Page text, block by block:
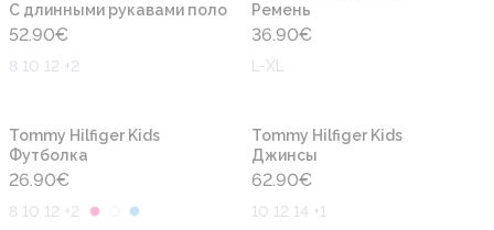
С длинными рукавами поло
52.90€
8 10 12 +2
Ремень
36.90€
L-XL
Tommy Hilfiger Kids
Футболка
26.90€
8 10 12 +2
Tommy Hilfiger Kids
Джинсы
62.90€
10 12 14 +1